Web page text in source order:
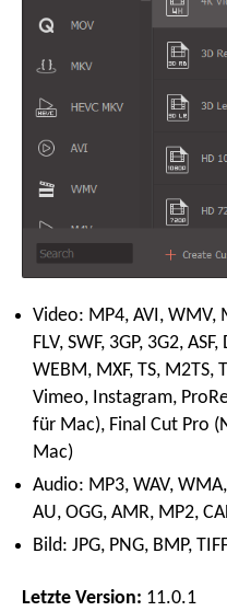
Video: MP4, AVI, WMV,
FLV, SWF, 3GP, 3G2,
WEBM, MXF, TS, M2TS,
Vimeo, Instagram,
für Mac), Final Cut Pro
Mac)
Audio: MP3, WAV, WMA,
AU, OGG, AMR, MP2,
Bild: JPG, PNG, BMP,
Letzte Version: 11.0.1